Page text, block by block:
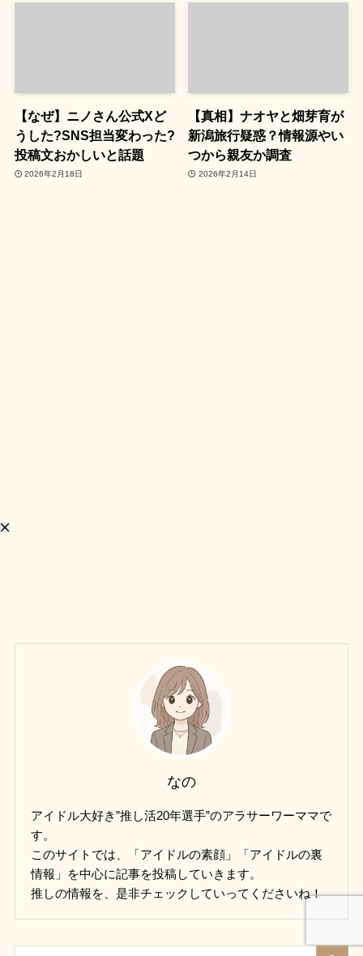
【なぜ】ニノさん公式Xど
うした?SNS担当変わった?
投稿文おかしいと話題
2026年2月18日
【真相】ナオヤと畑芽育が
新潟旅行疑惑？情報源やい
つから親友か調査
2026年2月14日
なの
アイドル大好き”推し活20年選手”のアラサーワーママで
す。
このサイトでは、「アイドルの素顔」「アイドルの裏
情報」を中心に記事を投稿していきます。
推しの情報を、是非チェックしていってくださいね！